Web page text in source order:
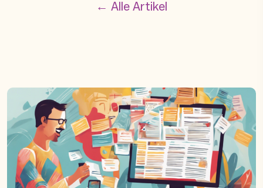
← Alle Artikel